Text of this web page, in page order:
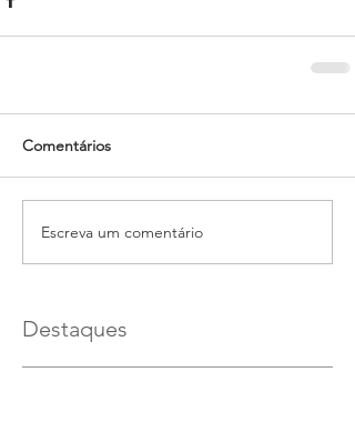
Comentários
Escreva um comentário
Destaques